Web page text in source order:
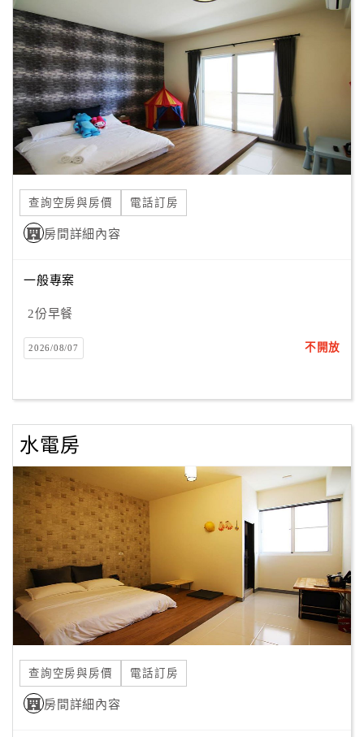
顧
客
滿
意
度
訂
單
管
理
員
戶
客
服
聯
單
Line
線
上
客
服
紅
利
查
查詢空房與房價 電話訂房
房間詳細內容
一般專案
2份早餐
2026/08/07 不開放
水電房
查詢空房與房價 電話訂房
房間詳細內容